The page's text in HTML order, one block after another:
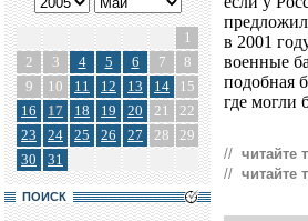
1
2
3 4 5 6 7
8
9
10 11 12 13 14
15
16
17 18 19 20 21
22
23
24 25 26 27 28
29
30
31
ПОИСК
в 2001
военные
подобная
где могли
// читайте
// читайте